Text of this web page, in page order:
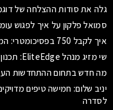
גלה את סודות ההצלחה של
סמואל פלקון על איך לפגוש
איך לקבל 750 בפסיכומטרי: המדריך המקיף של מור קורן
שי מזיג מנהל EliteEdge: תכנון מתחמי נופש מתקדמים בסוטירוס
מה חדש בתחום ההתחדשות
יניב שלום: חמישה טיפים
לסדרה